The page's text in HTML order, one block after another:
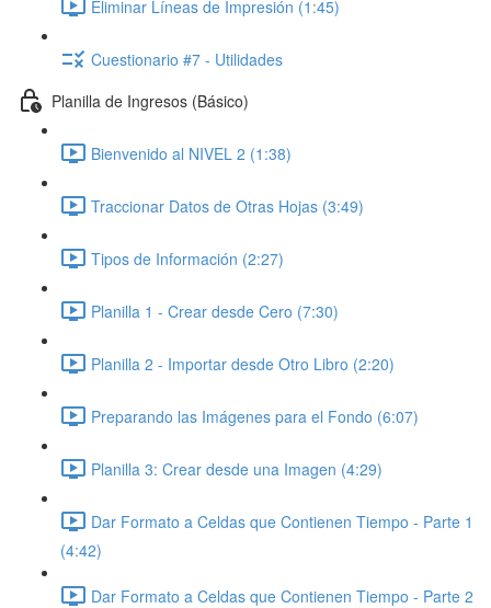
Eliminar Líneas de Impresión (1:45)
Cuestionario #7 - Utilidades
Planilla de Ingresos (Básico)
Bienvenido al NIVEL 2 (1:38)
Traccionar Datos de Otras Hojas (3:49)
Tipos de Información (2:27)
Planilla 1 - Crear desde Cero (7:30)
Planilla 2 - Importar desde Otro Libro (2:20)
Preparando las Imágenes para el Fondo (6:07)
Planilla 3: Crear desde una Imagen (4:29)
Dar Formato a Celdas que Contienen Tiempo - Parte 1
(4:42)
Dar Formato a Celdas que Contienen Tiempo - Parte 2